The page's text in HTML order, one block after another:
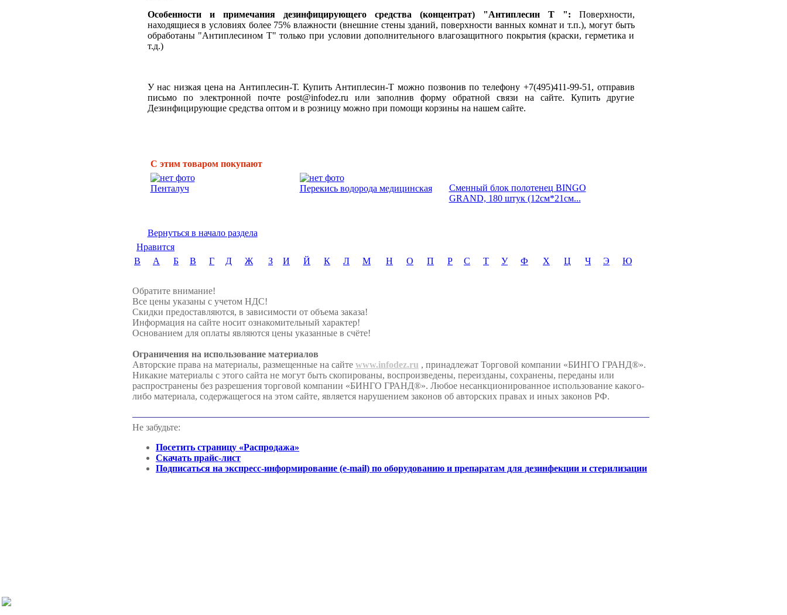
Особенности и примечания дезинфицирующего средства (концентрат) "Антиплесин Т ": Поверхности,
находящиеся в условиях более 75% влажности (внешние стены зданий, поверхности ванных комнат и т.п.), могут быть
обработаны "Антиплесином Т" только при условии дополнительного влагозащитного покрытия (краски, герметика и
т.д.)
У нас низкая цена на Антиплесин-Т. Купить Антиплесин-Т можно позвонив по телефону +7(495)411-99-51, отправив
письмо по электронной почте post@infodez.ru или заполнив форму обратной связи на сайте. Купить другие
Дезинфицирующие средства оптом и в розницу можно при помощи корзины на нашем сайте.
С этим товаром покупают
Пенталуч Перекись водорода медицинская
Сменный блок полотенец BINGO
GRAND, 180 штук (12см*21см...
Вернуться в начало раздела
Нравится
B
А Б В Г Д Ж З И Й К Л М Н О П Р С Т У Ф Х Ц Ч Э Ю
Обратите внимание!
Все цены указаны с учетом НДС!
Скидки предоставляются, в зависимости от объема заказа!
Информация на сайте носит ознакомительный характер!
Основанием для оплаты являются цены указанные в счёте!
Ограничения на использование материалов
Авторские права на материалы, размещенные на сайте www.infodez.ru , принадлежат Торговой компании «БИНГО ГРАНД®».
Никакие материалы с этого сайта не могут быть скопированы, воспроизведены, переизданы, сохранены, переданы или
распространены без разрешения торговой компании «БИНГО ГРАНД®». Любое несанкционированное использование какого-
либо материала, содержащегося на этом сайте, является нарушением законов об авторских правах и иных законов РФ.
Не забудьте:
Посетить страницу «Распродажа»
Скачать прайс-лист
Подписаться на экспресс-информирование (e-mail) по оборудованию и препаратам для дезинфекции и стерилизации